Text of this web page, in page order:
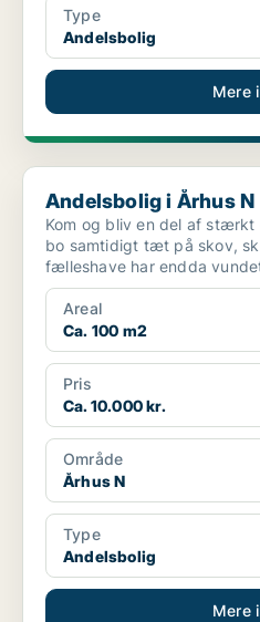
Type
Andelsbolig
Mere
Andelsbolig i Århus N
Andelsbolig i Århus N
Kom og bliv en del af
bo samtidigt tæt på skov,
fælleshave har endda
2025 ...
Areal
Ca. 100 m2
Pris
Ca. 10.000 kr.
Område
Århus N
Type
Andelsbolig
Mere